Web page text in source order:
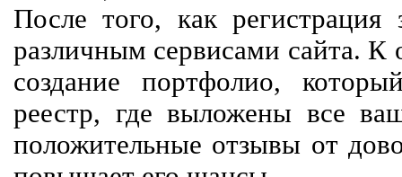
После того, как регистрация
различным сервисами сайта. К
создание портфолио,
реестр, где выложены все
положительные отзывы от